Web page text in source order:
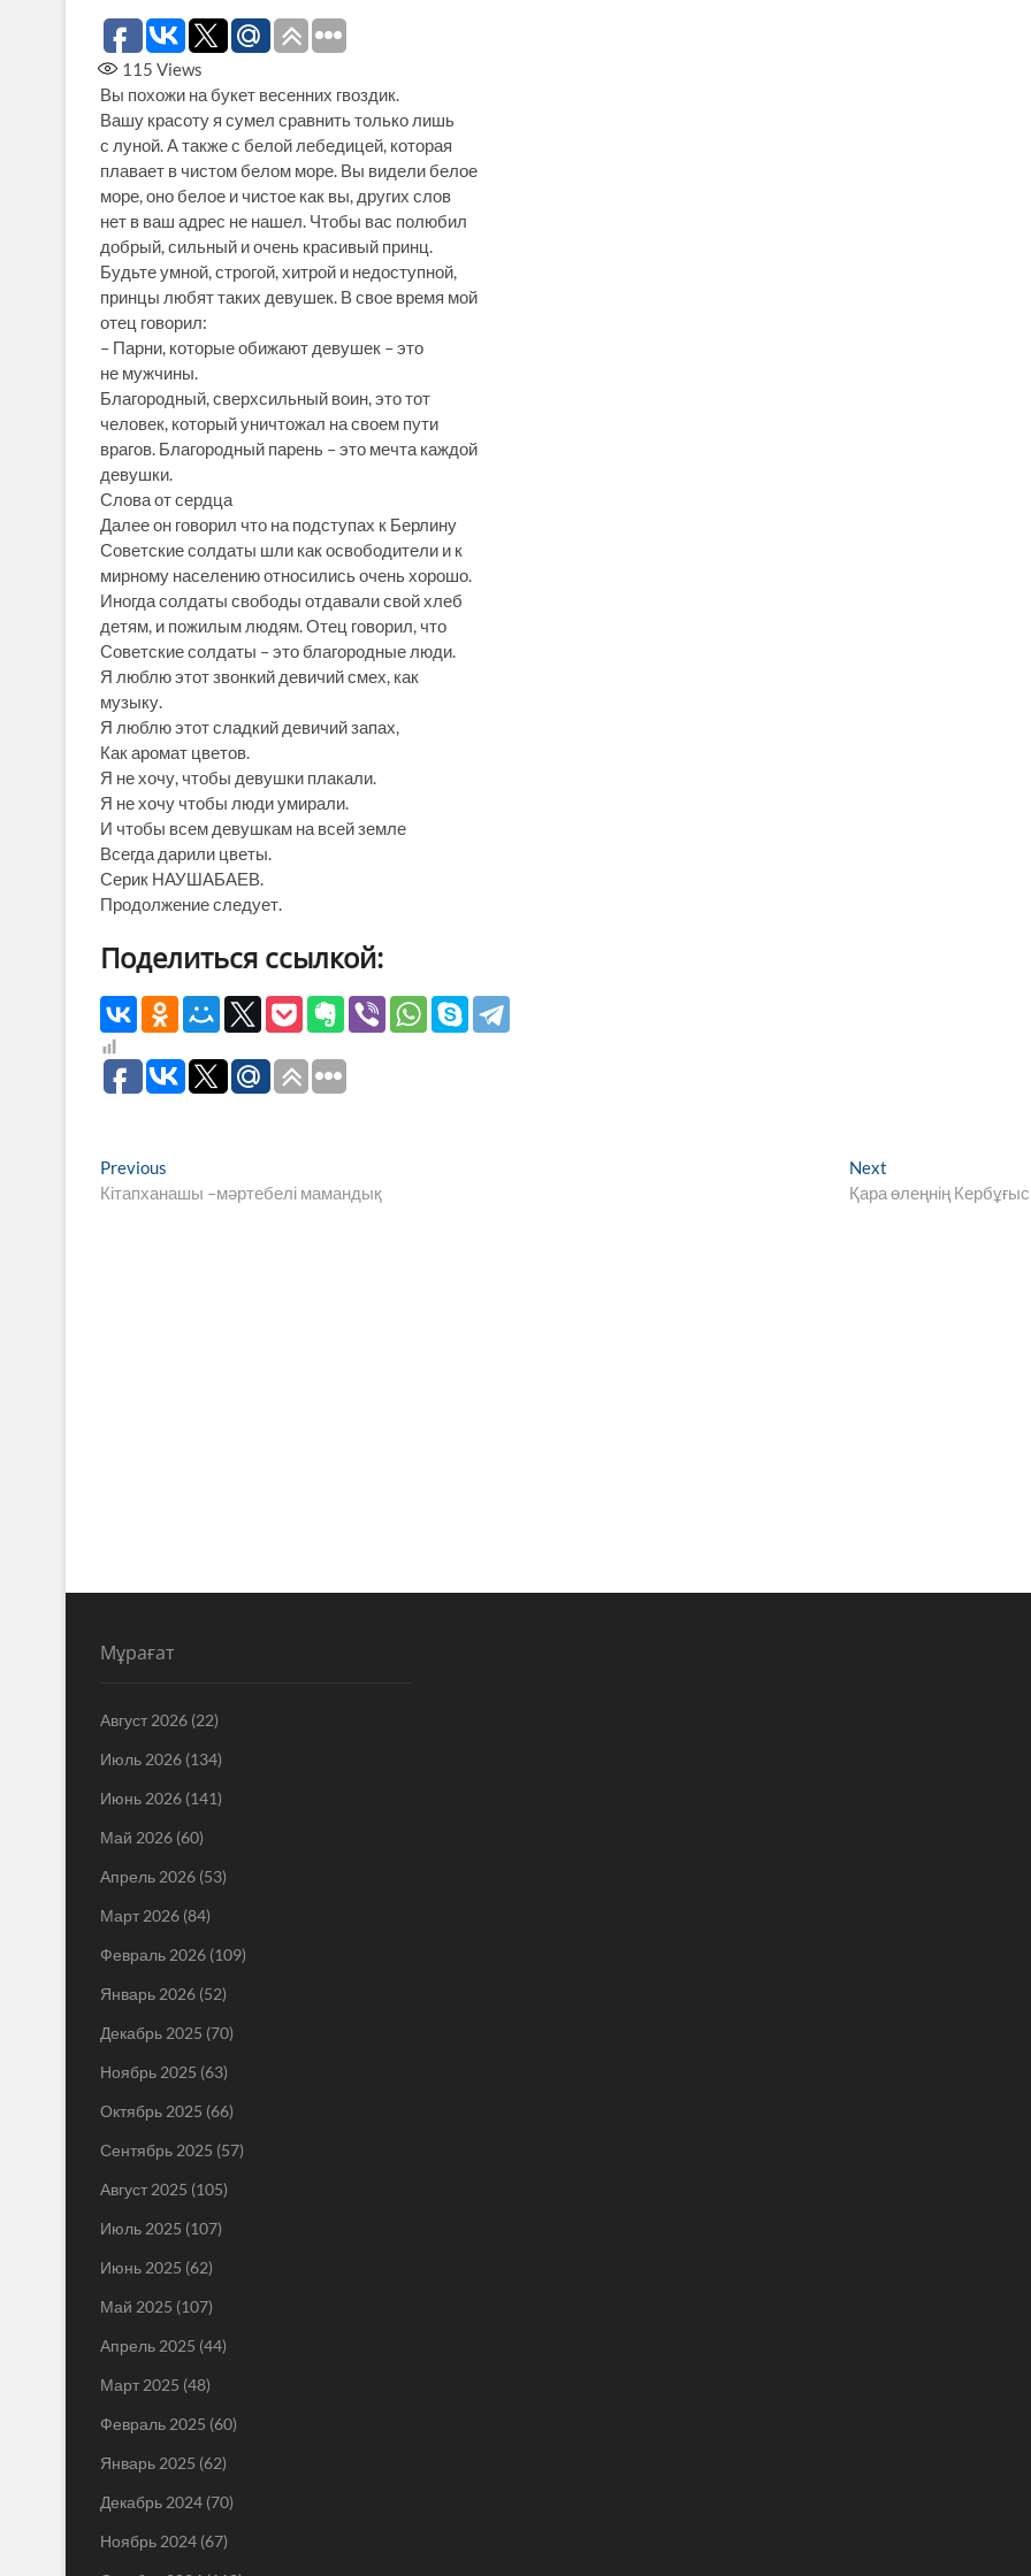
115 Views
Вы похожи на букет весенних гвоздик.
Вашу красоту я сумел сравнить только лишь
с луной. А также с белой лебедицей, которая
плавает в чистом белом море. Вы видели белое
море, оно белое и чистое как вы, других слов
нет в ваш адрес не нашел. Чтобы вас полюбил
добрый, сильный и очень красивый принц.
Будьте умной, строгой, хитрой и недоступной,
принцы любят таких девушек. В свое время мой
отец говорил:
– Парни, которые обижают девушек – это
не мужчины.
Благородный, сверхсильный воин, это тот
человек, который уничтожал на своем пути
врагов. Благородный парень – это мечта каждой
девушки.
Слова от сердца
Далее он говорил что на подступах к Берлину
Советские солдаты шли как освободители и к
мирному населению относились очень хорошо.
Иногда солдаты свободы отдавали свой хлеб
детям, и пожилым людям. Отец говорил, что
Советские солдаты – это благородные люди.
Я люблю этот звонкий девичий смех, как
музыку.
Я люблю этот сладкий девичий запах,
Как аромат цветов.
Я не хочу, чтобы девушки плакали.
Я не хочу чтобы люди умирали.
И чтобы всем девушкам на всей земле
Всегда дарили цветы.
Серик НАУШАБАЕВ.
Продолжение следует.
Поделиться ссылкой:
Навигация
по
Previous
post:
Кітапханашы –мәртебелі мамандық
Next
post:
Қара өлеңнің
Мұрағат
Август 2026 (22)
Июль 2026 (134)
Июнь 2026 (141)
Май 2026 (60)
Апрель 2026 (53)
Март 2026 (84)
Февраль 2026 (109)
Январь 2026 (52)
Декабрь 2025 (70)
Ноябрь 2025 (63)
Октябрь 2025 (66)
Сентябрь 2025 (57)
Август 2025 (105)
Июль 2025 (107)
Июнь 2025 (62)
Май 2025 (107)
Апрель 2025 (44)
Март 2025 (48)
Февраль 2025 (60)
Январь 2025 (62)
Декабрь 2024 (70)
Ноябрь 2024 (67)